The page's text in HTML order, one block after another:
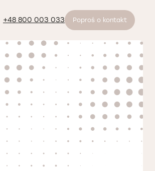
+48 800 003 033 Poproś o kontakt